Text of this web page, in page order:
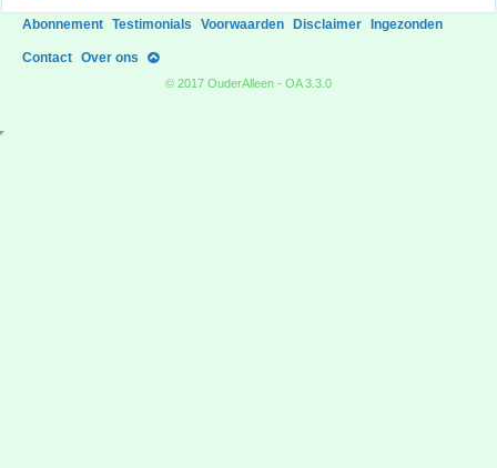
Abonnement Testimonials Voorwaarden Disclaimer Ingezonden
Contact Over ons
© 2017 OuderAlleen - OA 3.3.0